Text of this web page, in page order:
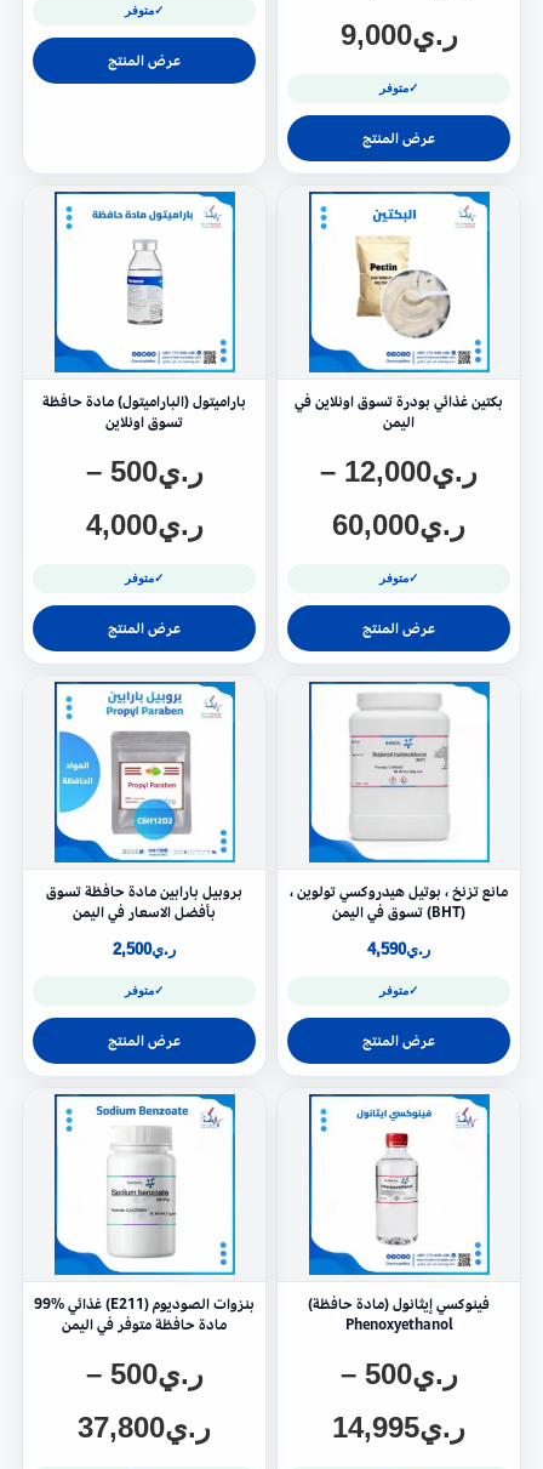
ر.ي9,000
✓متوفر
عرض المنتج
✓متوفر
عرض المنتج
بكتين غذائي بودرة تسوق اونلاين في
اليمن
ر.ي12,000
–
ر.ي60,000
✓متوفر
عرض المنتج
باراميتول (الباراميتول) مادة حافظة
تسوق اونلاين
ر.ي500
–
ر.ي4,000
✓متوفر
عرض المنتج
مانع تزنخ ، بوتيل هيدروكسي تولوين ،
(BHT) تسوق في اليمن
ر.ي4,590
✓متوفر
عرض المنتج
بروبيل بارابين مادة حافظة تسوق
بأفضل الاسعار في اليمن
ر.ي2,500
✓متوفر
عرض المنتج
فينوكسي إيثانول (مادة حافظة)
Phenoxyethanol
ر.ي500
–
ر.ي14,995
بنزوات الصوديوم (E211) غذائي %99
مادة حافظة متوفر في اليمن
ر.ي500
–
ر.ي37,800